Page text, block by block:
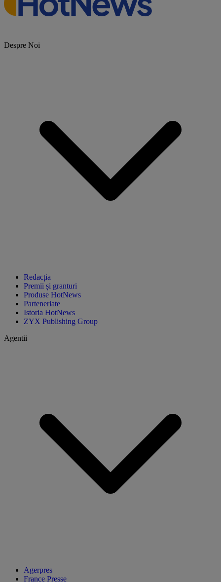
Despre Noi
Redacția
Premii și granturi
Produse HotNews
Parteneriate
Istoria HotNews
ZYX Publishing Group
Agentii
Agerpres
France Presse